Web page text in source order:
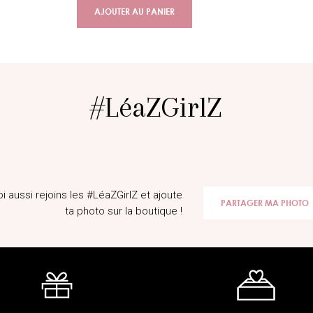
AJOUTER AU PANIER
#LéaZGirlZ
aussi rejoins les #LéaZGirlZ et ajoute
ta photo sur la boutique !
PARTAGER MA PHOTO